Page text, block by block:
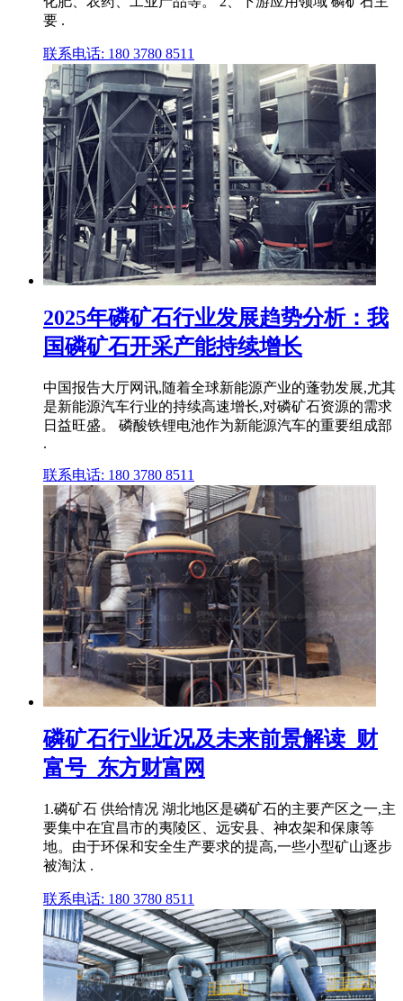
要 .
联系电话: 180 3780 8511
2025年磷矿石行业发展趋势分析：我
国磷矿石开采产能持续增长
中国报告大厅网讯,随着全球新能源产业的蓬勃发展,尤其
是新能源汽车行业的持续高速增长,对磷矿石资源的需求
日益旺盛。 磷酸铁锂电池作为新能源汽车的重要组成部
.
联系电话: 180 3780 8511
磷矿石行业近况及未来前景解读_财
富号_东方财富网
1.磷矿石 供给情况 湖北地区是磷矿石的主要产区之一,主
要集中在宜昌市的夷陵区、远安县、神农架和保康等
地。由于环保和安全生产要求的提高,一些小型矿山逐步
被淘汰 .
联系电话: 180 3780 8511